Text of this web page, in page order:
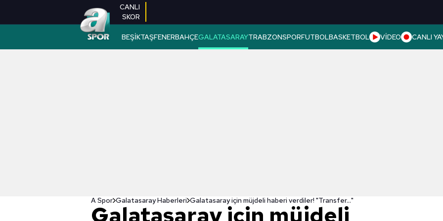
CANLI
SKOR
BEŞİKTAŞFENERBAHÇEGALATASARAYTRABZONSPORFUTBOLBASKETBOL VİDEO CANLI
A Spor Galatasaray Haberleri Galatasaray için müjdeli haberi verdiler! "Transfer..."
Galatasaray için müjdeli